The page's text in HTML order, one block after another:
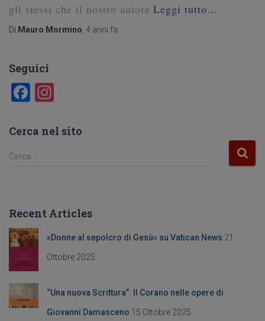
gli stessi che il nostro autore Leggi tutto…
Di Mauro Mormino 4 anni fa
Seguici
F
c
o
k
a
Cerca nel sito
R
c
a
p
:
Cerca …
Recent Articles
«Donne al sepolcro di Gesù» su Vatican News 21
Ottobre 2025
“Una nuova Scrittura”. Il Corano nelle opere di
Giovanni Damasceno 15 Ottobre 2025